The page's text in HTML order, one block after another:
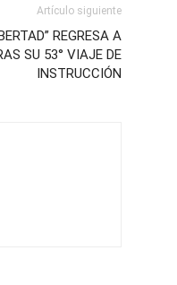
Artículo siguiente
REGRESA A
SU 53° VIAJE DE
INSTRUCCIÓN